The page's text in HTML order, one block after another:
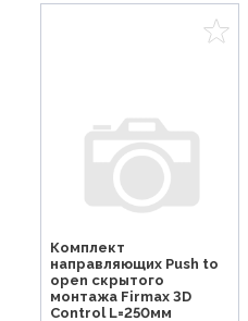
Комплект
направляющих Push to
open скрытого
монтажа Firmax 3D
Control L=250мм